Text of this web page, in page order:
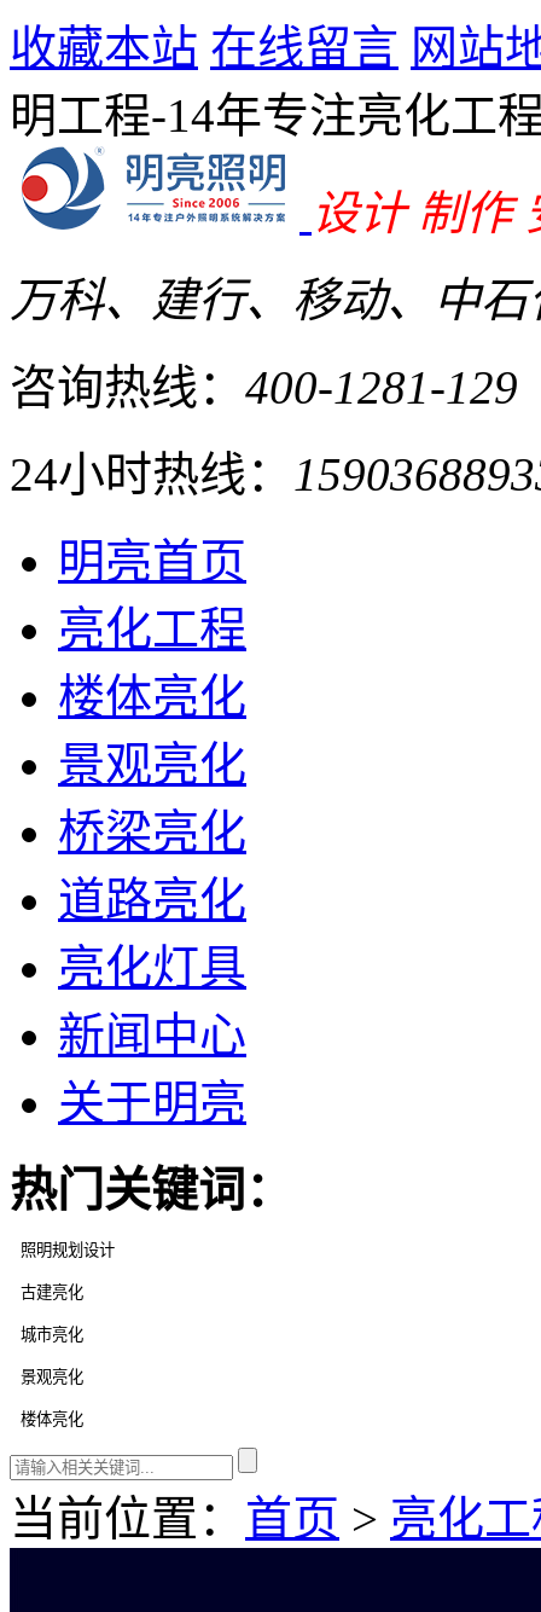
收藏本站 在线留言 网站
明工程-14年专注亮化工
设计 制作
万科、建行、移动、中
咨询热线： 400-1281-129
24小时热线：
明亮首页
亮化工程
楼体亮化
景观亮化
桥梁亮化
道路亮化
亮化灯具
新闻中心
关于明亮
热门关键词：
当前位置： 首页 > 亮化